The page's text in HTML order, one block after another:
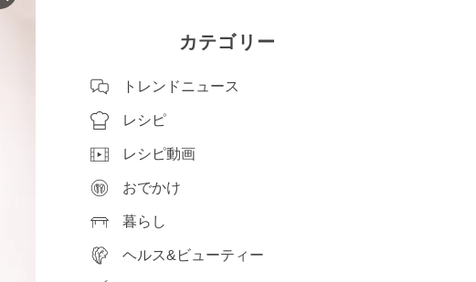
カテゴリー
トレンドニュース
レシピ
レシピ動画
おでかけ
暮らし
ヘルス&ビューティー